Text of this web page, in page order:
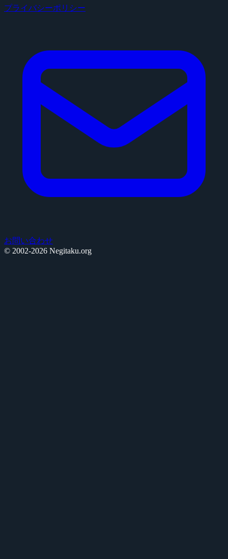
プライバシーポリシー
お問い合わせ
© 2002-2026 Negitaku.org